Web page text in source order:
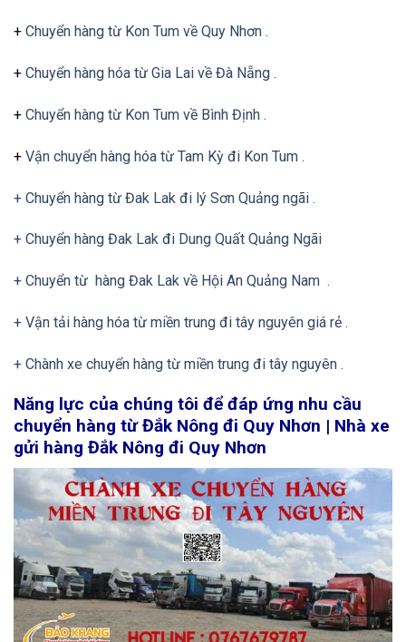
+ Chuyển hàng từ Kon Tum về Quy Nhơn .
+ Chuyển hàng hóa từ Gia Lai về Đà Nẵng .
+ Chuyển hàng từ Kon Tum về Bình Định .
+ Vận chuyển hàng hóa từ Tam Kỳ đi Kon Tum .
+ Chuyển hàng từ Đak Lak đi lý Sơn Quảng ngãi .
+ Chuyển hàng Đak Lak đi Dung Quất Quảng Ngãi
+ Chuyển từ hàng Đak Lak về Hội An Quảng Nam .
+ Vận tải hàng hóa từ miền trung đi tây nguyên giá rẻ .
+ Chành xe chuyển hàng từ miền trung đi tây nguyên .
Năng lực của chúng tôi để đáp ứng nhu cầu
chuyển hàng từ Đắk Nông đi Quy Nhơn | Nhà xe
gửi hàng Đắk Nông đi Quy Nhơn